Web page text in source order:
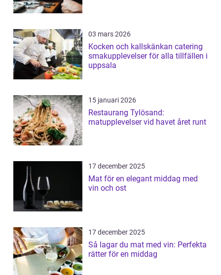
03 mars 2026
Kocken och kallskänkan catering
smakupplevelser för alla tillfällen i
uppsala
15 januari 2026
Restaurang Tylösand:
matupplevelser vid havet året runt
17 december 2025
Mat för en elegant middag med
vin och ost
17 december 2025
Så lagar du mat med vin: Perfekta
rätter för en middag